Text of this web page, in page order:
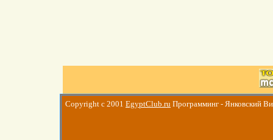
Copyright c 2001 EgyptClub.ru Программинг - Янковский